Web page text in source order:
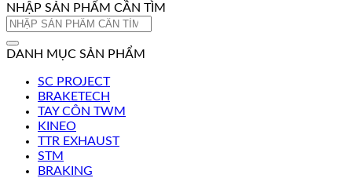
NHẬP SẢN PHẨM CẦN TÌM
Tìm
DANH MỤC SẢN PHẨM
SC PROJECT
BRAKETECH
TAY CÔN TWM
KINEO
TTR EXHAUST
STM
BRAKING